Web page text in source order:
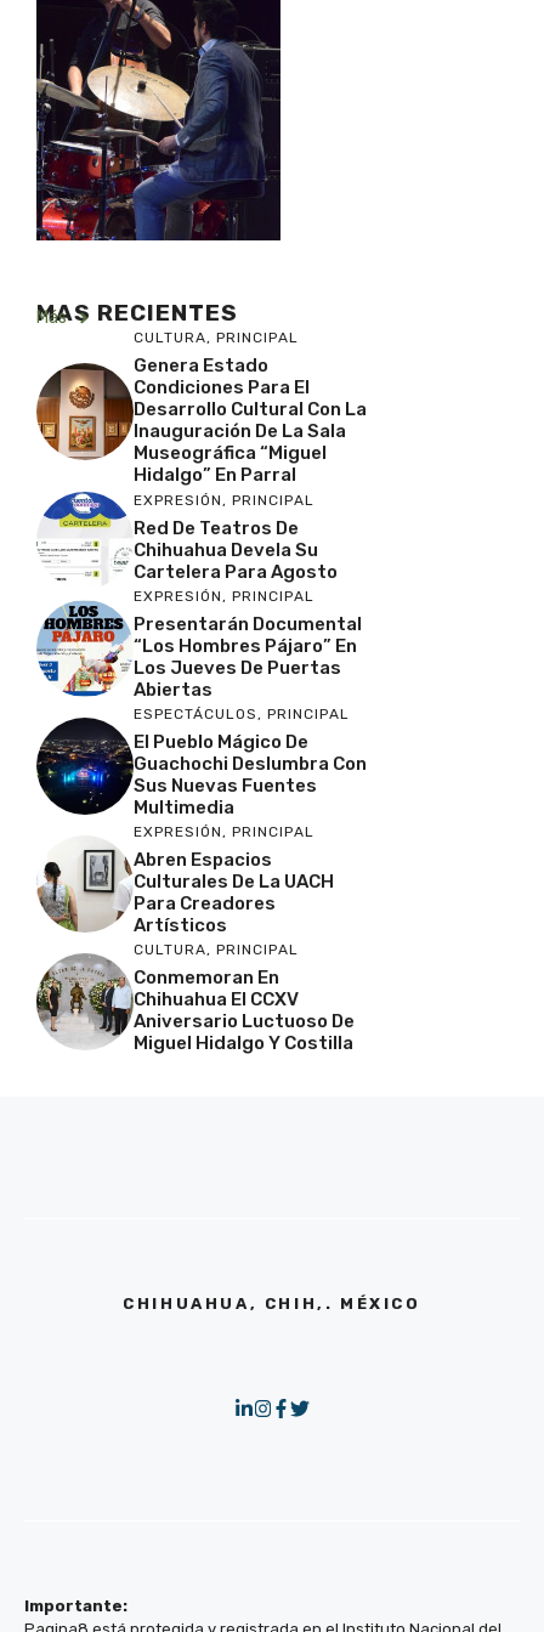
MAS RECIENTES
Más
CULTURA, PRINCIPAL
Genera Estado
Condiciones Para El
Desarrollo Cultural Con La
Inauguración De La Sala
Museográfica “Miguel
Hidalgo” En Parral
EXPRESIÓN , PRINCIPAL
Red De Teatros De
Chihuahua Devela Su
Cartelera Para Agosto
EXPRESIÓN, PRINCIPAL
Presentarán Documental
“Los Hombres Pájaro” En
Los Jueves De Puertas
Abiertas
ESPECTÁCULOS, PRINCIPAL
El Pueblo Mágico De
Guachochi Deslumbra Con
Sus Nuevas Fuentes
Multimedia
EXPRESIÓN, PRINCIPAL
Abren Espacios
Culturales De La UACH
Para Creadores
Artísticos
CULTURA, PRINCIPAL
Conmemoran En
Chihuahua El CCXV
Aniversario Luctuoso De
Miguel Hidalgo Y Costilla
CHIHUAHUA, CHIH,. MÉXICO
Importante: